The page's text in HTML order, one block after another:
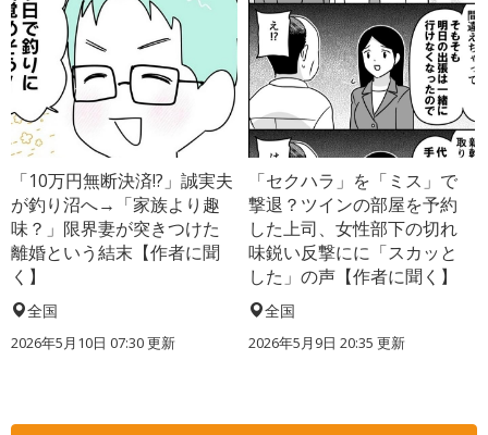
「10万円無断決済!?」誠実夫
が釣り沼へ→「家族より趣
味？」限界妻が突きつけた
離婚という結末【作者に聞
く】
全国
2026年5月10日 07:30 更新
「セクハラ」を「ミス」で
撃退？ツインの部屋を予約
した上司、女性部下の切れ
味鋭い反撃にに「スカッと
した」の声【作者に聞く】
全国
2026年5月9日 20:35 更新